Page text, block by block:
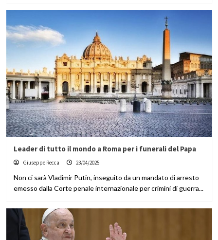
Leader di tutto il mondo a Roma per i funerali del Papa
Giuseppe Recca 23/04/2025
Non ci sarà Vladimir Putin, inseguito da un mandato di arresto
emesso dalla Corte penale internazionale per crimini di guerra...